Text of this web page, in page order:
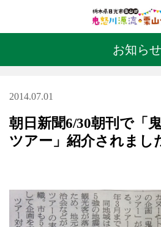
閉じる
お知らせ
2014.07.01
朝日新聞6/30朝刊で「
ツアー」紹介されまし